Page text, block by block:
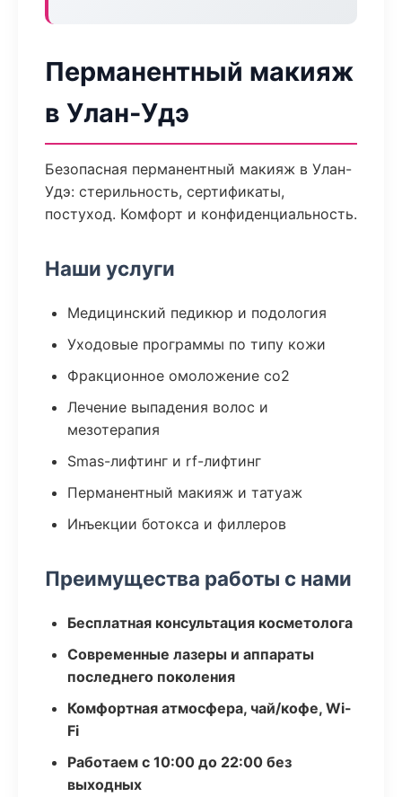
Перманентный макияж
в Улан-Удэ
Безопасная перманентный макияж в Улан-
Удэ: стерильность, сертификаты,
постуход. Комфорт и конфиденциальность.
Наши услуги
Медицинский педикюр и подология
Уходовые программы по типу кожи
Фракционное омоложение co2
Лечение выпадения волос и
мезотерапия
Smas-лифтинг и rf-лифтинг
Перманентный макияж и татуаж
Инъекции ботокса и филлеров
Преимущества работы с нами
Бесплатная консультация косметолога
Современные лазеры и аппараты
последнего поколения
Комфортная атмосфера, чай/кофе, Wi-
Fi
Работаем с 10:00 до 22:00 без
выходных